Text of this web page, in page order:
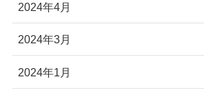
2024年4月
2024年3月
2024年1月